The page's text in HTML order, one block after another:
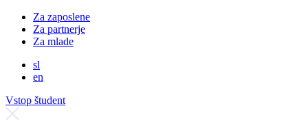
Za zaposlene
Za partnerje
Za mlade
sl
en
Vstop študent